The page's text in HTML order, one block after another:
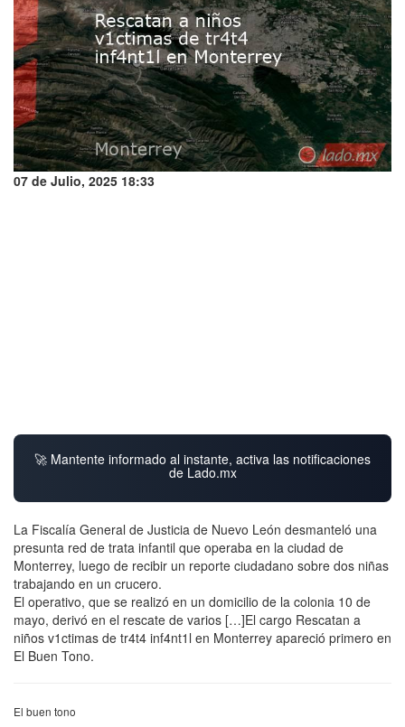
07 de Julio, 2025 18:33
🚀 Mantente informado al instante, activa las notificaciones
de Lado.mx
La Fiscalía General de Justicia de Nuevo León desmanteló una
presunta red de trata infantil que operaba en la ciudad de
Monterrey, luego de recibir un reporte ciudadano sobre dos niñas
trabajando en un crucero.
El operativo, que se realizó en un domicilio de la colonia 10 de
mayo, derivó en el rescate de varios […]El cargo Rescatan a
niños v1ctimas de tr4t4 inf4nt1l en Monterrey apareció primero en
El Buen Tono.
El buen tono